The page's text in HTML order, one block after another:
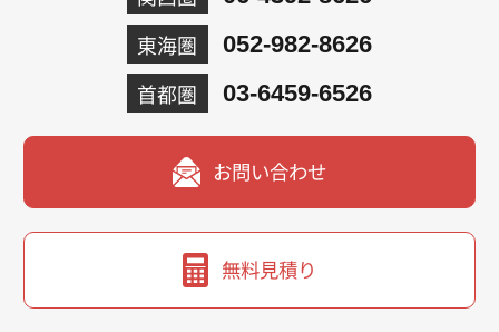
東海圏 052-982-8626
首都圏 03-6459-6526
お問い合わせ
無料見積り